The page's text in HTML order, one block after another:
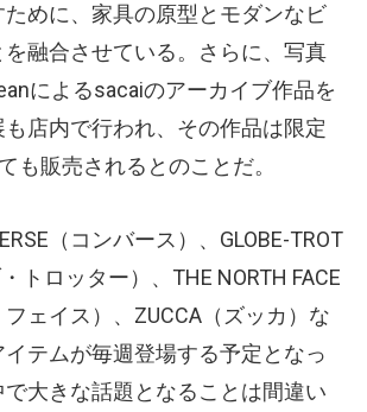
ために、家具の原型とモダンなビ
を融合させている。さらに、写真
によるsacaiのアーカイブ作品を
店内で行われ、その作品は限定
も販売されるとのことだ。
（コンバース）、GLOBE-TROT
トロッター）、THE NORTH FACE
フェイス）、ZUCCA（ズッカ）な
イテムが毎週登場する予定となっ
大きな話題となることは間違い